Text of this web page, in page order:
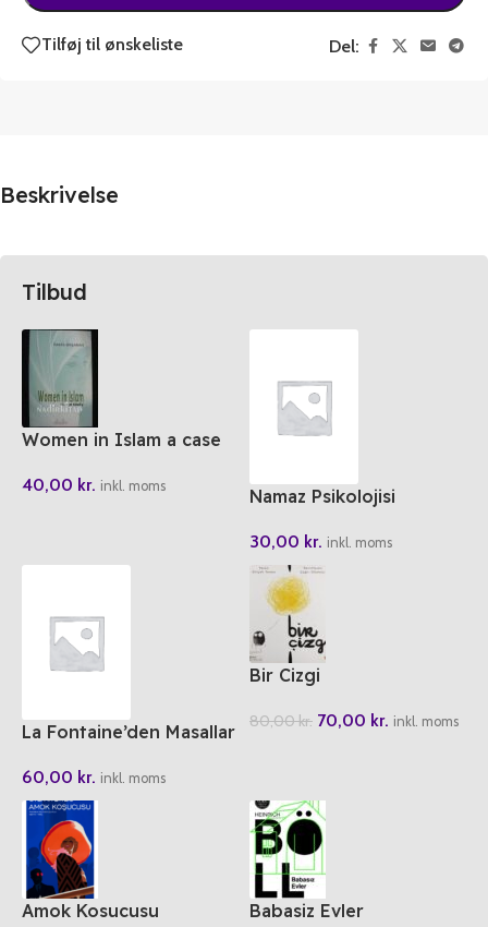
Tilføj til ønskeliste Del:
Beskrivelse
Tilbud
Women in Islam a case
40,00 kr. inkl. moms Namaz Psikolojisi
30,00 kr. inkl. moms
La Fontaine’den Masallar
60,00 kr. inkl. moms
Bir Cizgi
80,00kr. 70,00 kr. inkl. moms
Amok Kosucusu Babasiz Evler